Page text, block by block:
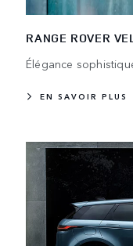
RANGE ROVER
Élégance
EN SAVOIR PLUS